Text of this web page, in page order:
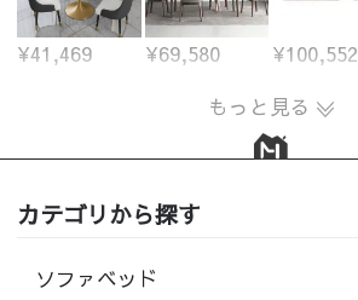
¥41,469 ¥69,580 ¥100,552
もっと見る
カテゴリから探す
ソファベッド